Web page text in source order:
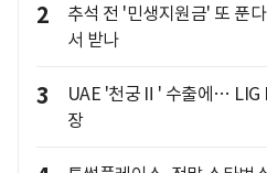
2
추석 전 '민생지원금' 또 푼
서 받나
3
UAE '천궁Ⅱ' 수출에… LIG
장